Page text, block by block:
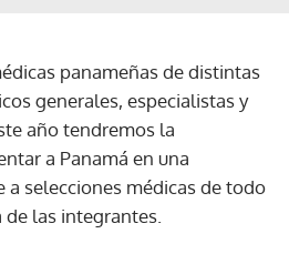
panameñas de distintas
generales, especialistas y
año tendremos la
a Panamá en una
a selecciones médicas de todo
las integrantes.